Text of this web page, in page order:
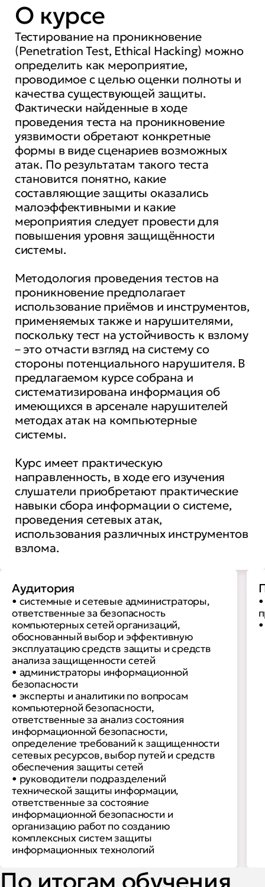
О курсе
Тестирование на проникновение
(Penetration Test, Ethical Hacking) можно
определить как мероприятие,
проводимое с целью оценки полноты и
качества существующей защиты.
Фактически найденные в ходе
проведения теста на проникновение
уязвимости обретают конкретные
формы в виде сценариев возможных
атак. По результатам такого теста
становится понятно, какие
составляющие защиты оказались
малоэффективными и какие
мероприятия следует провести для
повышения уровня защищённости
системы.
Методология проведения тестов на
проникновение предполагает
использование приёмов и инструментов,
применяемых также и нарушителями,
поскольку тест на устойчивость к взлому
– это отчасти взгляд на систему со
стороны потенциального нарушителя. В
предлагаемом курсе собрана и
систематизирована информация об
имеющихся в арсенале нарушителей
методах атак на компьютерные
системы.
Курс имеет практическую
направленность, в ходе его изучения
слушатели приобретают практические
навыки сбора информации о системе,
проведения сетевых атак,
использования различных инструментов
взлома.
Аудитория
• системные и сетевые администраторы,
ответственные за безопасность
компьютерных сетей организаций,
обоснованный выбор и эффективную
эксплуатацию средств защиты и средств
анализа защищенности сетей
• администраторы информационной
безопасности
• эксперты и аналитики по вопросам
компьютерной безопасности,
ответственные за анализ состояния
информационной безопасности,
определение требований к защищенности
сетевых ресурсов, выбор путей и средств
обеспечения защиты сетей
• руководители подразделений
технической защиты информации,
ответственные за состояние
информационной безопасности и
организацию работ по созданию
комплексных систем защиты
информационных технологий
По итогам обучения